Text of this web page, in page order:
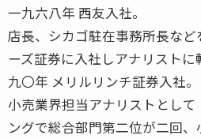
一九六八年 西友入社。
店長、シカゴ駐在事務所長な
ーズ証券に入社しアナリストに
九〇年 メリルリンチ証券入社。
小売業界担当アナリストとし
ングで総合部門第二位が二回